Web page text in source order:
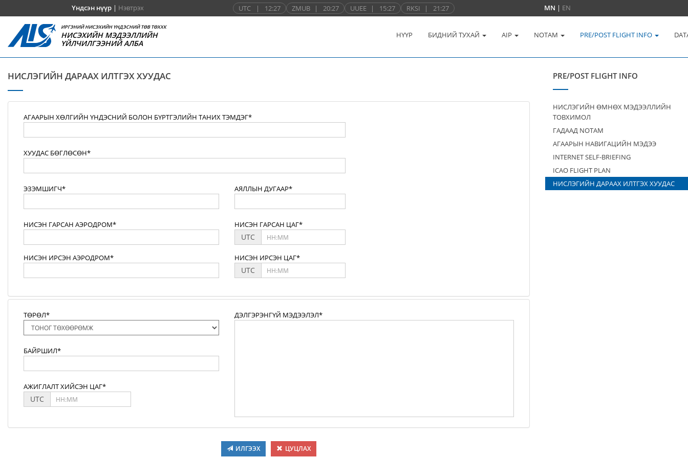
Үндсэн нүүр| Нэвтрэх UTC | 12:27 ZMUB | 20:27 UUEE | 15:27 RKSI | 21:27 MN | EN
ИРГЭНИЙ НИСЭХИЙН ҮНДЭСНИЙ ТӨВ ТӨХХК
НИСЭХИЙН МЭДЭЭЛЛИЙН
ҮЙЛЧИЛГЭЭНИЙ АЛБА
НҮҮР БИДНИЙ ТУХАЙ AIP NOTAM PRE/POST FLIGHT INFO
НИСЛЭГИЙН ДАРААХ ИЛТГЭХ ХУУДАС
АГААРЫН ХӨЛГИЙН ҮНДЭСНИЙ БОЛОН БҮРТГЭЛИЙН ТАНИХ ТЭМДЭГ*
ХУУДАС БӨГЛӨСӨН*
ЭЗЭМШИГЧ* АЯЛЛЫН ДУГААР*
НИСЭН ГАРСАН АЭРОДРОМ* НИСЭН ГАРСАН ЦАГ*
UTC
НИСЭН ИРСЭН АЭРОДРОМ* НИСЭН ИРСЭН ЦАГ*
UTC
ТӨРӨЛ*
БАЙРШИЛ*
АЖИГЛАЛТ ХИЙСЭН ЦАГ*
UTC
ДЭЛГЭРЭНГҮЙ МЭДЭЭЛЭЛ*
ИЛГЭЭХ ЦУЦЛАХ
PRE/POST FLIGHT INFO
НИСЛЭГИЙН ӨМНӨХ МЭДЭЭЛЛИЙН
ТОВХИМОЛ
ГАДААД NOTAM
АГААРЫН НАВИГАЦИЙН МЭДЭЭ
INTERNET SELF-BRIEFING
ICAO FLIGHT PLAN
НИСЛЭГИЙН ДАРААХ ИЛТГЭХ ХУУДАС